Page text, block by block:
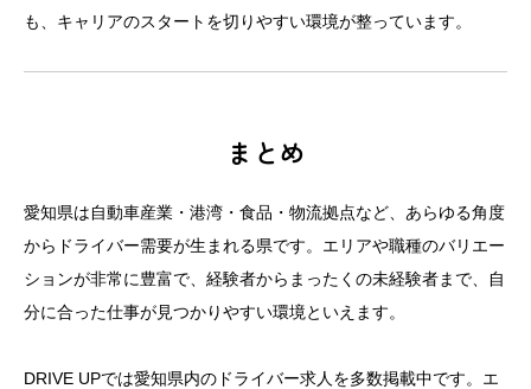
も、キャリアのスタートを切りやすい環境が整っています。
まとめ
愛知県は自動車産業・港湾・食品・物流拠点など、あらゆる角度
からドライバー需要が生まれる県です。エリアや職種のバリエー
ションが非常に豊富で、経験者からまったくの未経験者まで、自
分に合った仕事が見つかりやすい環境といえます。
DRIVE UPでは愛知県内のドライバー求人を多数掲載中です。エ